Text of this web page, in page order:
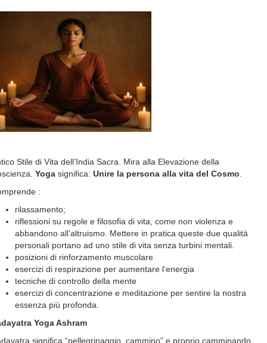
Stile di Vita dell’India Sacra. Mira alla Elevazione della
Yoga significa: Unire la persona alla vita del Cosmo
:
rilassamento;
riflessioni su regole e filosofia di vita, come non violenza e
abbandono all’altruismo. Mettere in pratica queste due qualità
personali portano ad uno stile di vita senza turbini mentali.
posizioni di rinforzamento muscolare
esercizi di respirazione per aumentare l’energia
tecniche di controllo della mente
esercizi di concentrazione e meditazione per sentire la nostra
essenza più profonda.
Yoga Ashram
significa “pellegrinaggio, cammino” e proprio camminando